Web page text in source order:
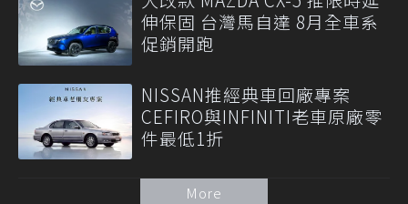
伸保固 台灣馬自達 8月全車系
促銷開跑
NISSAN推經典車回廠專案
CEFIRO與INFINITI老車原廠零
件最低1折
More